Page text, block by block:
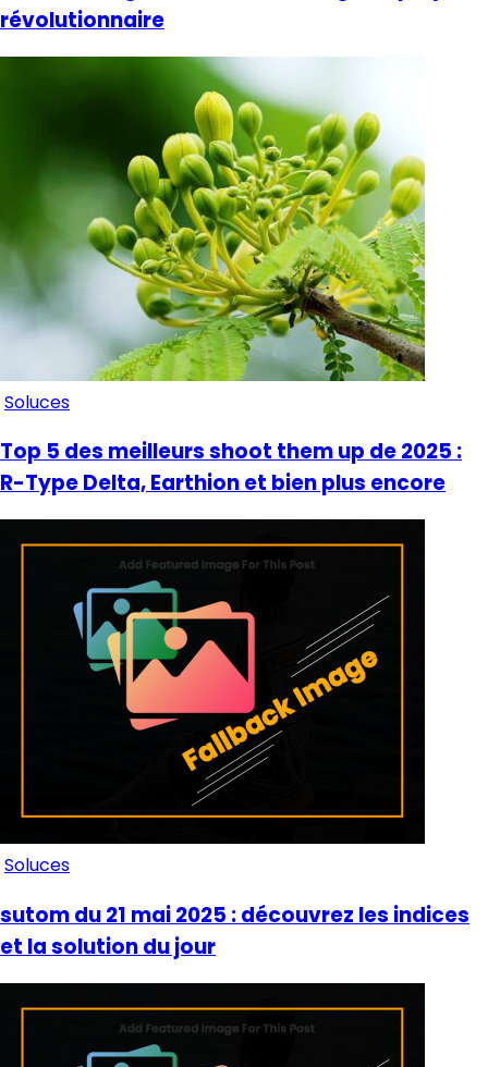
révolutionnaire
Soluces
Top 5 des meilleurs shoot them up de 2025 :
R-Type Delta, Earthion et bien plus encore
Soluces
sutom du 21 mai 2025 : découvrez les indices
et la solution du jour